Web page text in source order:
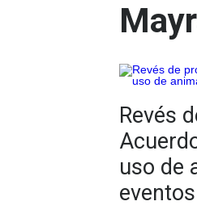
Revés
uso de